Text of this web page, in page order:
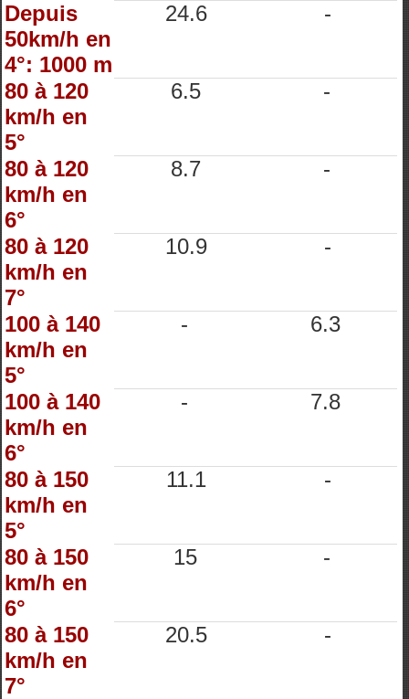
Depuis
50km/h en
4°: 1000 m
24.6 -
80 à 120
km/h en
5°
6.5 -
80 à 120
km/h en
6°
8.7 -
80 à 120
km/h en
7°
10.9 -
100 à 140
km/h en
5°
- 6.3
100 à 140
km/h en
6°
- 7.8
80 à 150
km/h en
5°
11.1 -
80 à 150
km/h en
6°
15 -
80 à 150
km/h en
7°
20.5 -